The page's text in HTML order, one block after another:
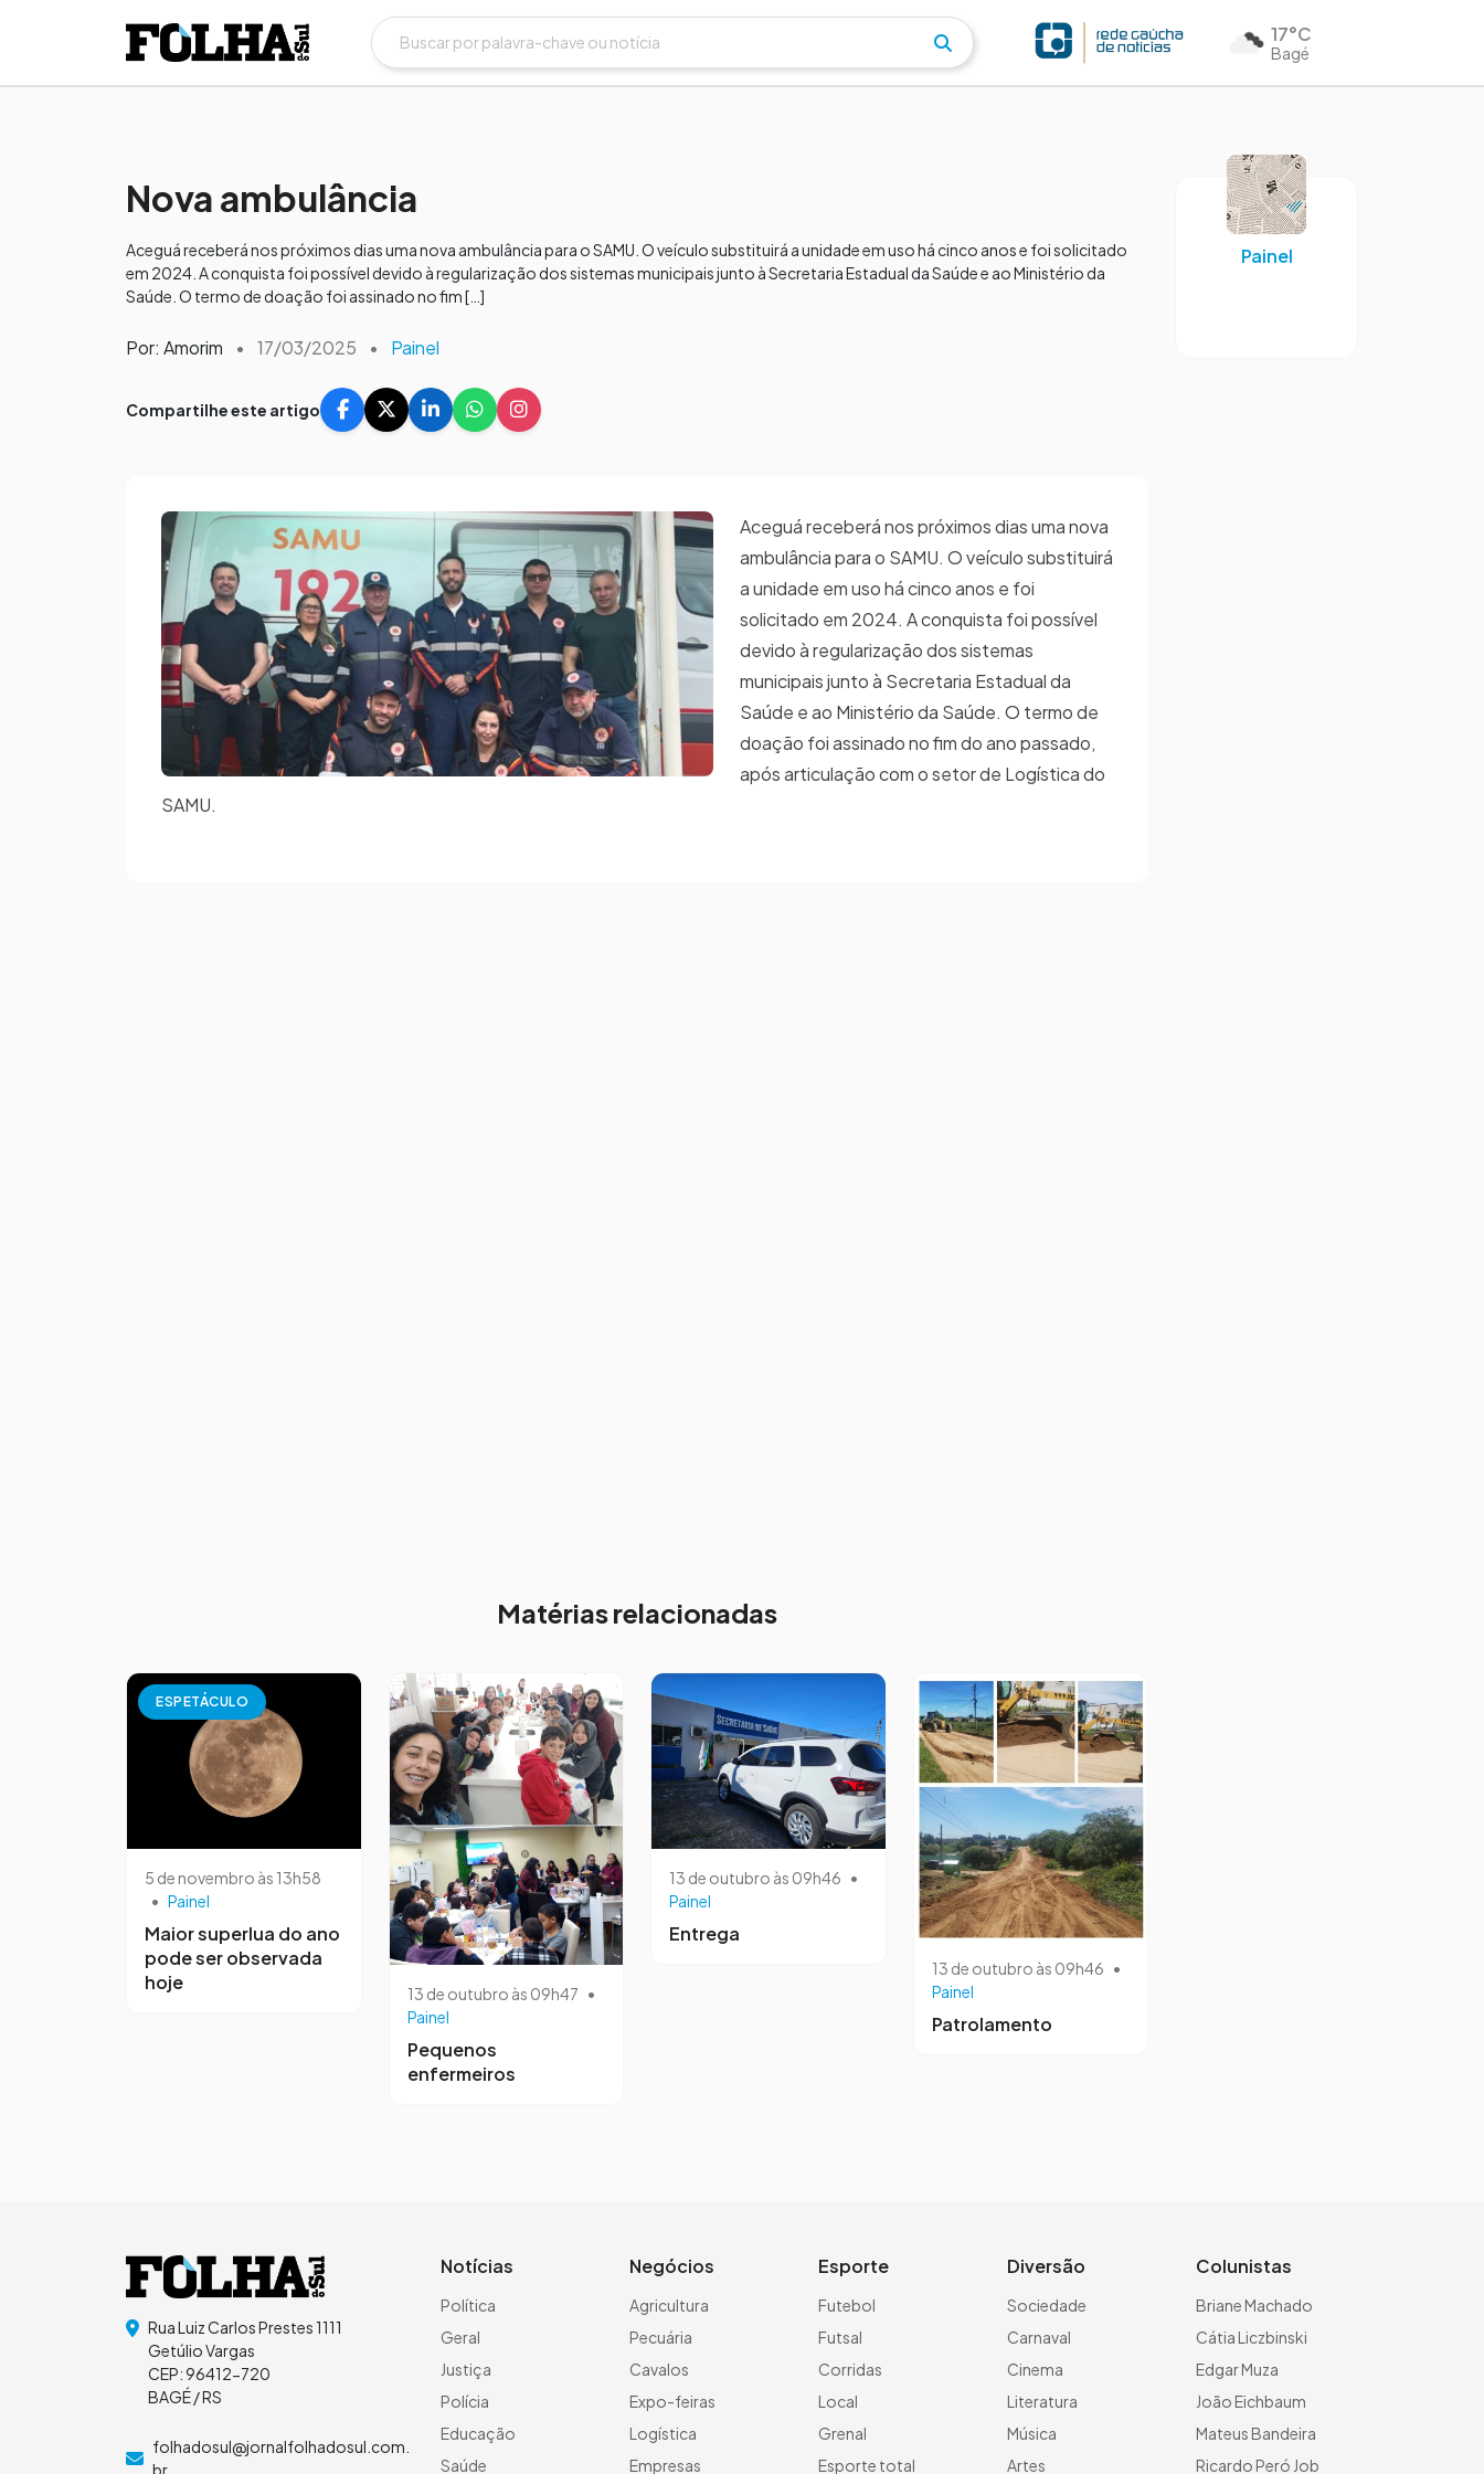
17°C
Bagé
Nova ambulância
Aceguá receberá nos próximos dias uma nova ambulância para o SAMU. O veículo substituirá a unidade em uso há cinco anos e foi solicitado
em 2024. A conquista foi possível devido à regularização dos sistemas municipais junto à Secretaria Estadual da Saúde e ao Ministério da
Saúde. O termo de doação foi assinado no fim […]
Por: Amorim • 17/03/2025 • Painel
Compartilhe este artigo
Aceguá receberá nos próximos dias uma nova
ambulância para o SAMU. O veículo substituirá
a unidade em uso há cinco anos e foi
solicitado em 2024. A conquista foi possível
devido à regularização dos sistemas
municipais junto à Secretaria Estadual da
Saúde e ao Ministério da Saúde. O termo de
doação foi assinado no fim do ano passado,
após articulação com o setor de Logística do
SAMU.
Matérias relacionadas
ESPETÁCULO
5 de novembro às 13h58
• Painel
Maior superlua do ano
pode ser observada
hoje
13 de outubro às 09h47 •
Painel
Pequenos
enfermeiros
13 de outubro às 09h46 •
Painel
Entrega
13 de outubro às 09h46 •
Painel
Patrolamento
Painel
Rua Luiz Carlos Prestes 1111
Getúlio Vargas
CEP: 96412-720
BAGÉ / RS
folhadosul@jornalfolhadosul.com.
br
Notícias
Política
Geral
Justiça
Polícia
Educação
Saúde
Negócios
Agricultura
Pecuária
Cavalos
Expo-feiras
Logística
Empresas
Esporte
Futebol
Futsal
Corridas
Local
Grenal
Esporte total
Diversão
Sociedade
Carnaval
Cinema
Literatura
Música
Artes
Colunistas
Briane Machado
Cátia Liczbinski
Edgar Muza
João Eichbaum
Mateus Bandeira
Ricardo Peró Job